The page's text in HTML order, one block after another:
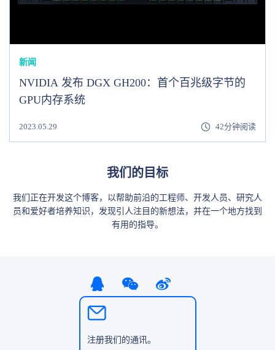
新闻
NVIDIA 发布 DGX GH200：首个百兆级字节的
GPU内存系统
2023.05.29 42分钟阅读
我们的目标
我们正在开发这个博客，以帮助前沿的工程师、开发人员、研究人
员和爱好者培养知识，发现引人注目的新想法，并在一个地方找到
有用的指导。
注册我们的通讯。